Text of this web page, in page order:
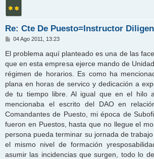
Re: Cte De Puesto=Instructor
M
n
s
a
e
04 Ago 2011, 13:23
El problema aquí planteado es una de las
que en esta empresa ejerce mando de
régimen de horarios. Es como ha
plana en horas de servico y dedicación a
de tu tiempo libre. Al igual que en el hilo
mencionaba el escrito del DAO en
Comandantes de Puesto, mi época de
fueron en Puestos, hasta que no llegue el
persona pueda terminar su jornada de
el mismo nivel de formación
asumir las incidencias que surgen, todo lo